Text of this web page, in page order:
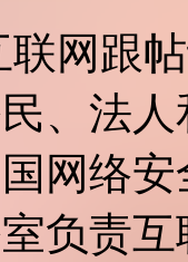
网跟
、法
国网络
负责